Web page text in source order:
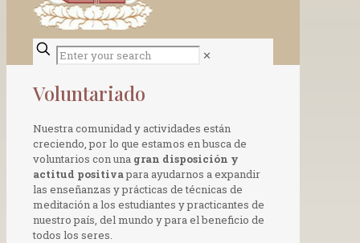
✕
Voluntariado
Nuestra comunidad y actividades están
creciendo, por lo que estamos en busca de
voluntarios con una gran disposición y
actitud positivapara ayudarnos a expandir
las enseñanzas y prácticas de técnicas de
meditación a los estudiantes y practicantes de
nuestro país, del mundo y para el beneficio de
todos los seres.